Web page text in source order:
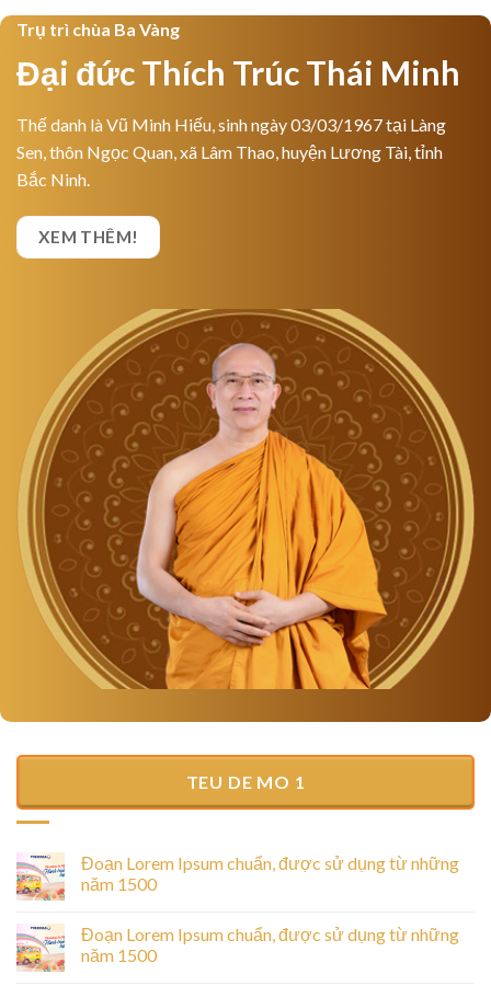
Trụ trì chùa Ba Vàng
Đại đức Thích Trúc Thái Minh
Thế danh là Vũ Minh Hiếu, sinh ngày 03/03/1967 tại Làng
Sen, thôn Ngọc Quan, xã Lâm Thao, huyện Lương Tài, tỉnh
Bắc Ninh.
XEM THÊM!
TEU DE MO 1
Đoạn Lorem Ipsum chuẩn, được sử dụng từ những
năm 1500
Đoạn Lorem Ipsum chuẩn, được sử dụng từ những
năm 1500